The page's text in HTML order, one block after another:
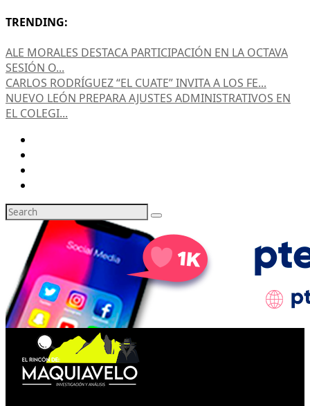
TRENDING:
ALE MORALES DESTACA PARTICIPACIÓN EN LA OCTAVA
SESIÓN O...
CARLOS RODRÍGUEZ “EL CUATE” INVITA A LOS FE...
NUEVO LEÓN PREPARA AJUSTES ADMINISTRATIVOS EN
EL COLEGI...